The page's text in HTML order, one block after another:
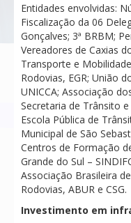
Entidades envolvidas:
Fiscalização da 06
Gonçalves; 3ª BRBM;
Vereadores de Caxias
Transporte e
Rodovias, EGR; União
UNICCA; Associação
Secretaria de Trânsito
Escola Pública de
Municipal de São
Centros de Formação
Grande do Sul –
Associação Brasileira
Rodovias, ABUR e CSG.
Investimento em